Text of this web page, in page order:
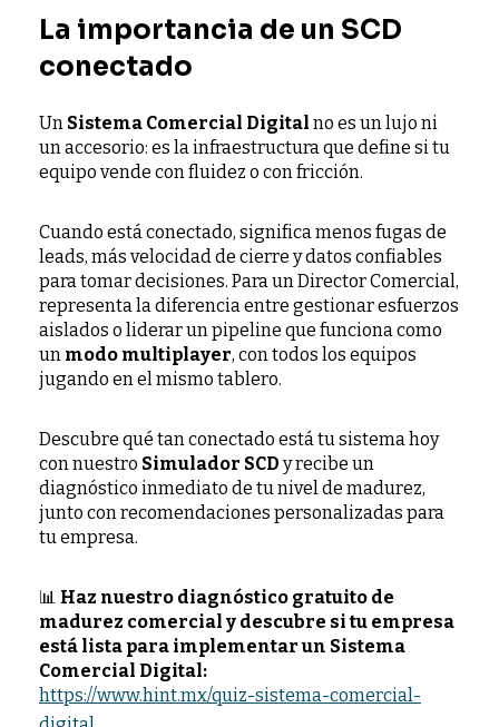
La importancia de un SCD
conectado
Un Sistema Comercial Digital no es un lujo ni
un accesorio: es la infraestructura que define si tu
equipo vende con fluidez o con fricción.
Cuando está conectado, significa menos fugas de
leads, más velocidad de cierre y datos confiables
para tomar decisiones. Para un Director Comercial,
representa la diferencia entre gestionar esfuerzos
aislados o liderar un pipeline que funciona como
un modo multiplayer, con todos los equipos
jugando en el mismo tablero.
Descubre qué tan conectado está tu sistema hoy
con nuestro Simulador SCD y recibe un
diagnóstico inmediato de tu nivel de madurez,
junto con recomendaciones personalizadas para
tu empresa.
📊 Haz nuestro diagnóstico gratuito de
madurez comercial y descubre si tu empresa
está lista para implementar un Sistema
Comercial Digital:
https://www.hint.mx/quiz-sistema-comercial-